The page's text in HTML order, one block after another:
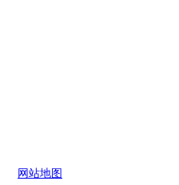
网站地图